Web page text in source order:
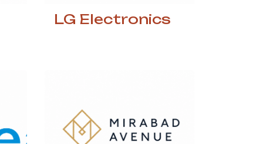
LG Electronics